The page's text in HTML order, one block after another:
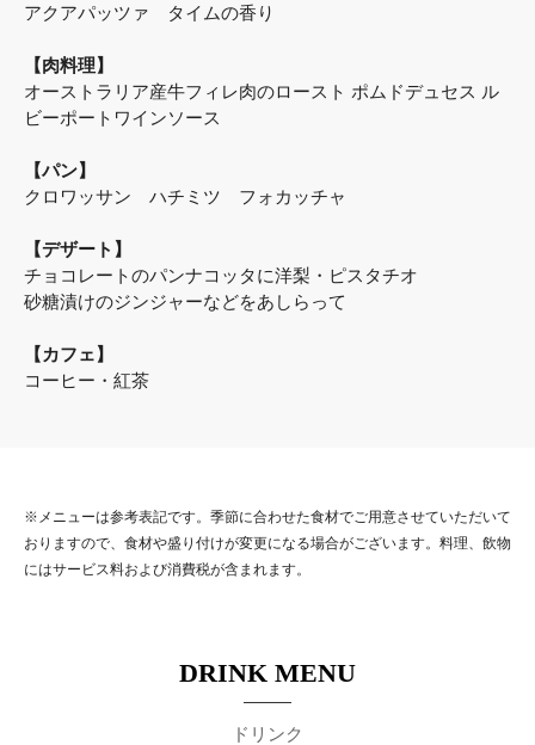
アクアパッツァ タイムの香り
【肉料理】
オーストラリア産牛フィレ肉のロースト ポムドデュセス ル
ビーポートワインソース
【パン】
クロワッサン ハチミツ フォカッチャ
【デザート】
チョコレートのパンナコッタに洋梨・ピスタチオ
砂糖漬けのジンジャーなどをあしらって
【カフェ】
コーヒー・紅茶
※メニューは参考表記です。季節に合わせた食材でご用意させていただいて
おりますので、食材や盛り付けが変更になる場合がございます。 料理、飲物
にはサービス料および消費税が含まれます。
DRINK MENU
ドリンク